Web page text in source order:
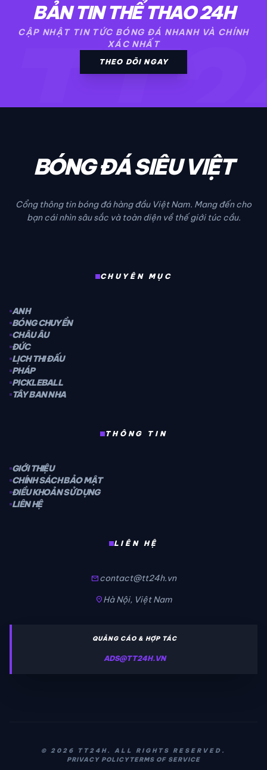
BẢN TIN THỂ THAO 24H
CẬP NHẬT TIN TỨC BÓNG ĐÁ NHANH VÀ CHÍNH
XÁC NHẤT
THEO DÕI NGAY
BÓNG ĐÁ SIÊU VIỆT
Cổng thông tin bóng đá hàng đầu Việt Nam. Mang đến cho
bạn cái nhìn sâu sắc và toàn diện về thế giới túc cầu.
CHUYÊN MỤC
ANH
BÓNG CHUYỀN
CHÂU ÂU
ĐỨC
LỊCH THI ĐẤU
PHÁP
PICKLEBALL
TÂY BAN NHA
THÔNG TIN
GIỚI THIỆU
CHÍNH SÁCH BẢO MẬT
ĐIỀU KHOẢN SỬ DỤNG
LIÊN HỆ
LIÊN HỆ
mailcontact@tt24h.vn
location_onHà Nội, Việt Nam
QUẢNG CÁO & HỢP TÁC
ADS@TT24H.VN
© 2026 TT24H. ALL RIGHTS RESERVED.
PRIVACY POLICYTERMS OF SERVICE